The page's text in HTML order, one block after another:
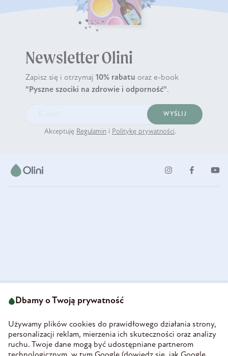
Newsletter Olini
Zapisz się i otrzymaj 10% rabatu oraz e-book
"Pyszne szociki na zdrowie i odporność".
WYŚLIJ
Akceptuję Regulamin i Politykę prywatności.
58-160 Świebodzice
REGON 890213034
INFORMACJE
Dbamy o Twoją prywatność
Używamy plików cookies do prawidłowego działania strony,
personalizacji reklam, mierzenia ich skuteczności oraz analizy
ruchu. Twoje dane mogą być udostępniane partnerom